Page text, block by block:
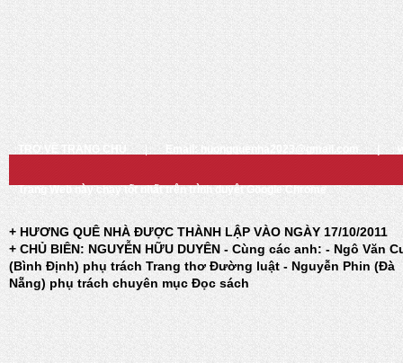
TRỞ VỀ TRANG CHỦ Email: huongquenha2023@gmail.com
Trang Web này chạy tốt nhất trên trình duyệt Google Chrome
+ HƯƠNG QUÊ NHÀ ĐƯỢC THÀNH LẬP VÀO NGÀY 17/10/2011
+ CHỦ BIÊN: NGUYỄN HỮU DUYÊN - Cùng các anh: - Ngô Văn
(Bình Định) phụ trách Trang thơ Đường luật - Nguyễn Phin (Đà
Nẵng) phụ trách chuyên mục Đọc sách